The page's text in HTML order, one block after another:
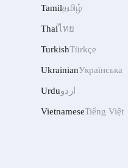
Tamilதமிழ்
Thaiไทย
TurkishTürkçe
UkrainianУкраїнська
Urduاردو
VietnameseTiếng Việt